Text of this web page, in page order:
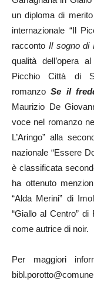
un diploma di
internazionale “Il
racconto Il sogno di
qualità dell’opera
Picchio Città di
romanzoSe il
Maurizio De
voce nel romanzo
L’Aringo” alla
nazionale “Essere
è classificata
ha ottenuto
“Alda Merini” di
“Giallo al Centro” di
come autrice di noir.
Per maggiori